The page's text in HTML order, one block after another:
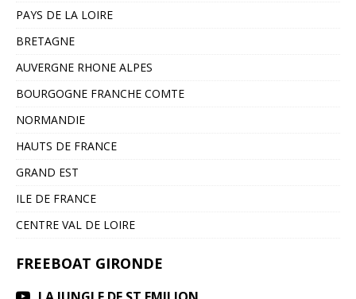
PAYS DE LA LOIRE
BRETAGNE
AUVERGNE RHONE ALPES
BOURGOGNE FRANCHE COMTE
NORMANDIE
HAUTS DE FRANCE
GRAND EST
ILE DE FRANCE
CENTRE VAL DE LOIRE
FREEBOAT GIRONDE